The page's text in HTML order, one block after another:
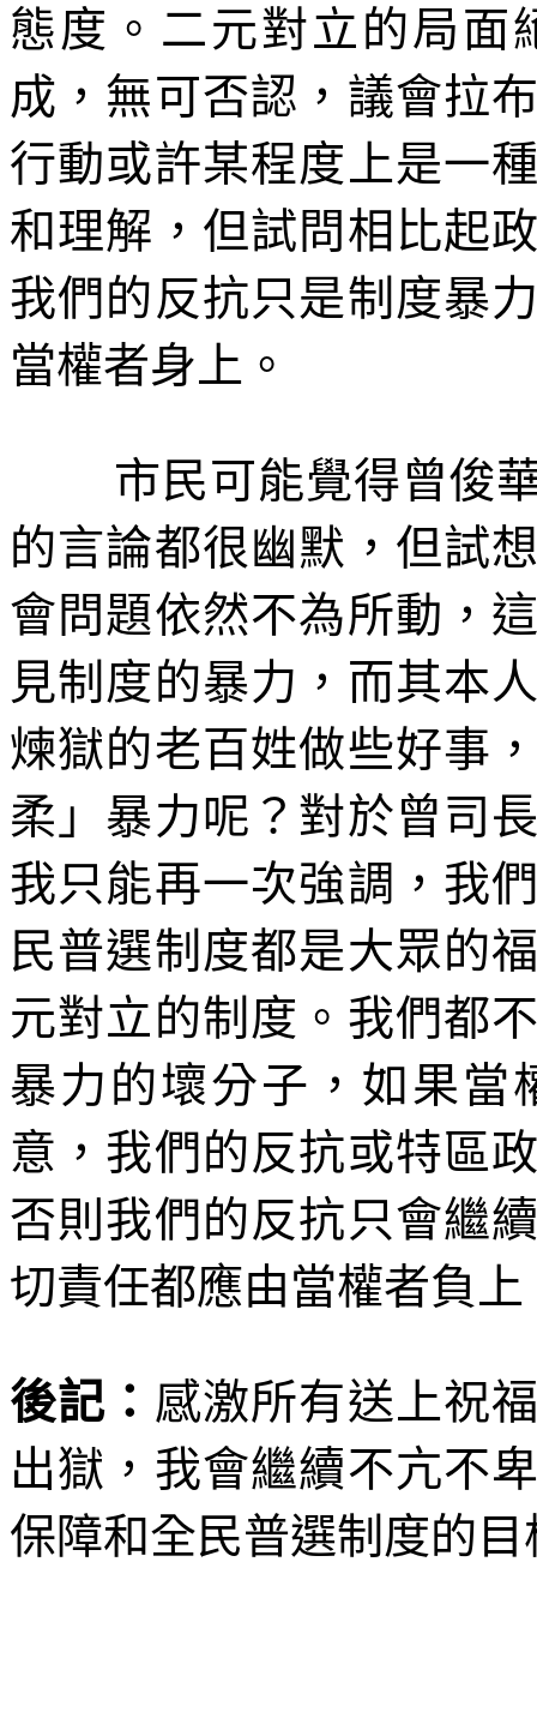
態度。二元對立的局面
成，無可否認，議會拉
行動或許某程度上是一
和理解，但試問相比起
我們的反抗只是制度暴
當權者身上。
市民可能覺得曾俊
的言論都很幽默，但試
會問題依然不為所動，
見制度的暴力，而其本
煉獄的老百姓做些好事
柔」暴力呢？對於曾司
我只能再一次強調，我
民普選制度都是大眾的
元對立的制度。我們都
暴力的壞分子，如果當
意，我們的反抗或特區
否則我們的反抗只會繼
切責任都應由當權者負上
後記： 感激所有送上祝
出獄，我會繼續不亢不
保障和全民普選制度的